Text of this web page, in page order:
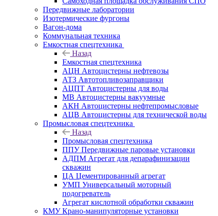
Передвижные лаборатории
Изотермические фургоны
Вагон-дома
Коммунальная техника
Емкостная спецтехника
Назад
Емкостная спецтехника
АЦН Автоцистерны нефтевозы
АТЗ Автотопливозаправщики
АЦПТ Автоцистерны для воды
МВ Автоцистерны вакуумные
АКН Автоцистерны нефтепромысловые
АЦВ Автоцистерны для технической воды
Промысловая спецтехника
Назад
Промысловая спецтехника
ППУ Передвижные паровые установки
АДПМ Агрегат для депарафинизации
скважин
ЦА Цементированный агрегат
УМП Универсальный моторный
подогреватель
Агрегат кислотной обработки скважин
КМУ Крано-манипуляторные установки